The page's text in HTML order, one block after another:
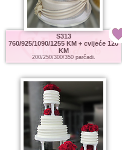
S313
760/925/1090/1255 KM + cvijeće 120
KM
200/250/300/350 parčadi.